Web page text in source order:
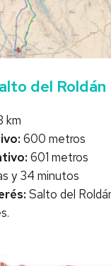
del Roldán
km
600 metros
601 metros
y 34 minutos
Salto del